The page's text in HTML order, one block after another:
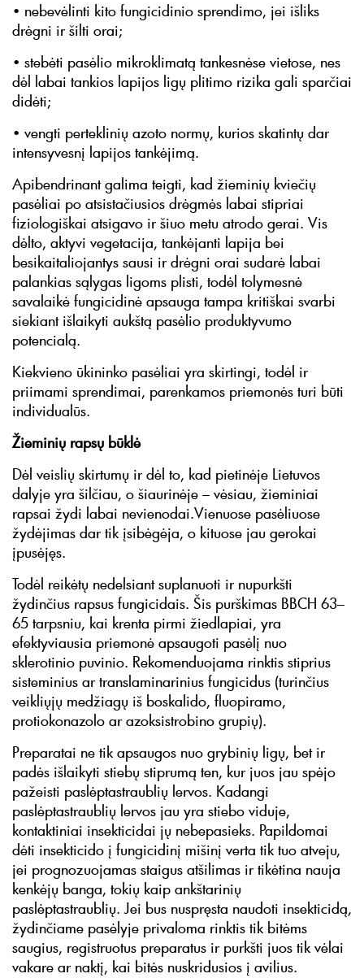
• nebevėlinti kito fungicidinio sprendimo, jei išliks
drėgni ir šilti orai;
• stebėti pasėlio mikroklimatą tankesnėse vietose, nes
dėl labai tankios lapijos ligų plitimo rizika gali sparčiai
didėti;
• vengti perteklinių azoto normų, kurios skatintų dar
intensyvesnį lapijos tankėjimą.
Apibendrinant galima teigti, kad žieminių kviečių
pasėliai po atsistačiusios drėgmės labai stipriai
fiziologiškai atsigavo ir šiuo metu atrodo gerai. Vis
dėlto, aktyvi vegetacija, tankėjanti lapija bei
besikaitaliojantys sausi ir drėgni orai sudarė labai
palankias sąlygas ligoms plisti, todėl tolymesnė
savalaikė fungicidinė apsauga tampa kritiškai svarbi
siekiant išlaikyti aukštą pasėlio produktyvumo
potencialą.
Kiekvieno ūkininko pasėliai yra skirtingi, todėl ir
priimami sprendimai, parenkamos priemonės turi būti
individualūs.
Žieminių rapsų būklė
Dėl veislių skirtumų ir dėl to, kad pietinėje Lietuvos
dalyje yra šilčiau, o šiaurinėje – vėsiau, žieminiai
rapsai žydi labai nevienodai.Vienuose pasėliuose
žydėjimas dar tik įsibėgėja, o kituose jau gerokai
įpusėjęs.
Todėl reikėtų nedelsiant suplanuoti ir nupurkšti
žydinčius rapsus fungicidais. Šis purškimas BBCH 63–
65 tarpsniu, kai krenta pirmi žiedlapiai, yra
efektyviausia priemonė apsaugoti pasėlį nuo
sklerotinio puvinio. Rekomenduojama rinktis stiprius
sisteminius ar translaminarinius fungicidus (turinčius
veikliųjų medžiagų iš boskalido, fluopiramo,
protiokonazolo ar azoksistrobino grupių).
Preparatai ne tik apsaugos nuo grybinių ligų, bet ir
padės išlaikyti stiebų stiprumą ten, kur juos jau spėjo
pažeisti paslėptastraublių lervos. Kadangi
paslėptastraublių lervos jau yra stiebo viduje,
kontaktiniai insekticidai jų nebepasieks. Papildomai
dėti insekticido į fungicidinį mišinį verta tik tuo atveju,
jei prognozuojamas staigus atšilimas ir tikėtina nauja
kenkėjų banga, tokių kaip ankštarinių
paslėptastraublių. Jei bus nuspręsta naudoti insekticidą,
žydinčiame pasėlyje privaloma rinktis tik bitėms
saugius, registruotus preparatus ir purkšti juos tik vėlai
vakare ar naktį, kai bitės nuskridusios į avilius.